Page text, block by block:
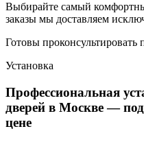
Выбирайте самый
заказы мы доставляем
Готовы
Установка
Профессиональная
дверей в Москве —
цене